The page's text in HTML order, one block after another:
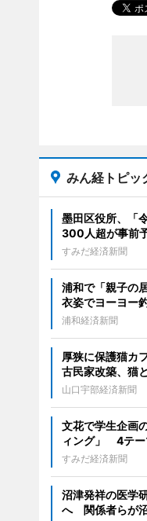
みん経トピッ
墨田区役所、「
300人超が事前
すみだ経済新聞
浦和で「親子の
衣姿でヨーヨー
浦和経済新聞
厚狭に保護猫カ
古民家改築、猫
山口宇部経済新聞
文花で学生企画
ィング」 4テー
すみだ経済新聞
沼津発祥の医学
へ 関係者らが